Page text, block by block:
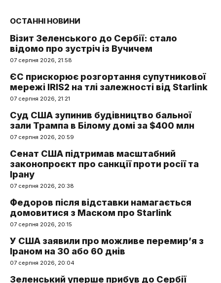
ОСТАННІ НОВИНИ
Візит Зеленського до Сербії: стало
відомо про зустріч із Вучичем
07 серпня 2026, 21:58
ЄС прискорює розгортання супутникової
мережі IRIS2 на тлі залежності від Starlink
07 серпня 2026, 21:21
Суд США зупинив будівництво бальної
зали Трампа в Білому домі за $400 млн
07 серпня 2026, 20:59
Сенат США підтримав масштабний
законопроєкт про санкції проти росії та
Ірану
07 серпня 2026, 20:38
Федоров після відставки намагається
домовитися з Маском про Starlink
07 серпня 2026, 20:15
У США заявили про можливе перемир’я з
Іраном на 30 або 60 днів
07 серпня 2026, 20:04
Зеленський уперше прибув до Сербії